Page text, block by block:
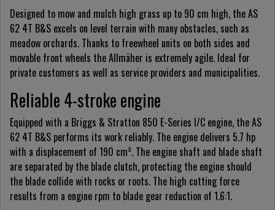
Designed to mow and mulch high grass up to 90 cm high, the AS
62 4T B&S excels on level terrain with many obstacles, such as
meadow orchards. Thanks to freewheel units on both sides and
movable front wheels the Allmäher is extremely agile. Ideal for
private customers as well as service providers and municipalities.
Reliable 4-stroke engine
Equipped with a Briggs & Stratton 850 E-Series I/C engine, the AS
62 4T B&S performs its work reliably. The engine delivers 5.7 hp
with a displacement of 190 cm³. The engine shaft and blade shaft
are separated by the blade clutch, protecting the engine should
the blade collide with rocks or roots. The high cutting force
results from a engine rpm to blade gear reduction of 1.6:1.